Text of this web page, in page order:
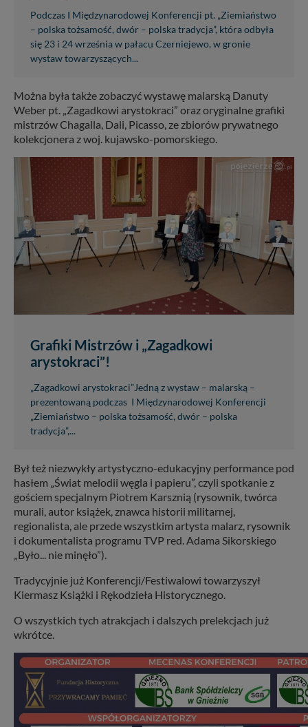
Podczas I Międzynarodowej Konferencji pt. „Ziemiaństwo
– polska tożsamość, dwór – polska tradycja”, która odbyła
się 23 i 24 września w pałacu Czerniejewo, w gronie
wystaw towarzyszących...
Można była także zobaczyć wystawę malarską Danuty
Weber pt. „Zagadkowi arystokraci” oraz oryginalne grafiki
mistrzów Chagalla, Dali, Picasso, ze zbiorów prywatnego
kolekcjonera z woj. kujawsko-pomorskiego.
Grafiki Mistrzów i „Zagadkowi
arystokraci”!
„Zagadkowi arystokraci”Jedną z wystaw – malarską –
prezentowaną podczas I Międzynarodowej Konferencji
„Ziemiaństwo – polska tożsamość, dwór – polska
tradycja”,...
Był też niezwykły artystyczno-edukacyjny performance pod
hasłem „Świat melodii węgla i papieru”, czyli spotkanie z
gościem specjalnym Piotrem Karsznią (rysownik, twórca
murali, autor książek, znawca historii militarnej,
regionalista, ale przede wszystkim artysta malarz, rysownik
i dokumentalista programu TVP red. Adama Sikorskiego
„Było... nie minęło”).
Tradycyjnie już Konferencji/Festiwalowi towarzyszył
Kiermasz Książki i Rękodzieła Historycznego.
O wszystkich tych atrakcjach i dalszych prelekcjach już
wkrótce.